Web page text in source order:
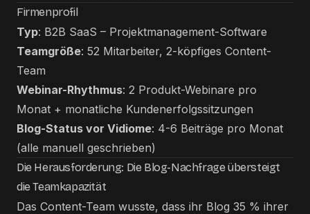
Firmenprofil
Typ: B2B SaaS – Projektmanagement-Software
Teamgröße: 52 Mitarbeiter, 2-köpfiges Content-
Team
Webinar-Rhythmus: 2 Produkt-Webinare pro
Monat + monatliche Kundenerfolgssitzungen
Blog-Status vor Vidiome: 4-6 Beiträge pro Monat
(alle manuell geschrieben)
Die Herausforderung: Die Blog-Nachfrage übersteigt
die Teamkapazität
Das Content-Team wusste, dass ihr Blog 35 % ihrer